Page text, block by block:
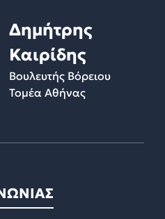
Δημήτρης
Καιρίδης
Βουλευτής Βόρειου
Τομέα Αθήνας